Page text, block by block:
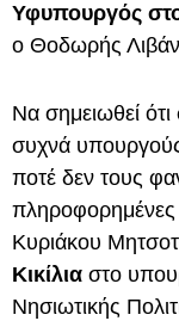
Υφυπουργός
ο Θοδωρής
Να σημειωθεί ότι
συχνά
ποτέ δεν τους
Κυριάκου
Κικίλια στο
Νησιωτικής